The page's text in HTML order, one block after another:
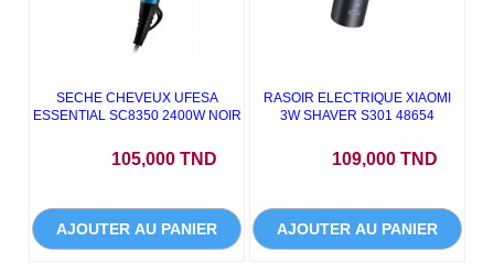
SECHE CHEVEUX UFESA
ESSENTIAL SC8350 2400W NOIR
105,000 TND
AJOUTER AU PANIER
RASOIR ELECTRIQUE XIAOMI
3W SHAVER S301 48654
109,000 TND
AJOUTER AU PANIER